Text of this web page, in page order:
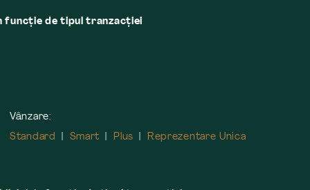
funcție de tipul tranzacției
Vânzare:
Standard
Smart Plus Reprezentare Unica